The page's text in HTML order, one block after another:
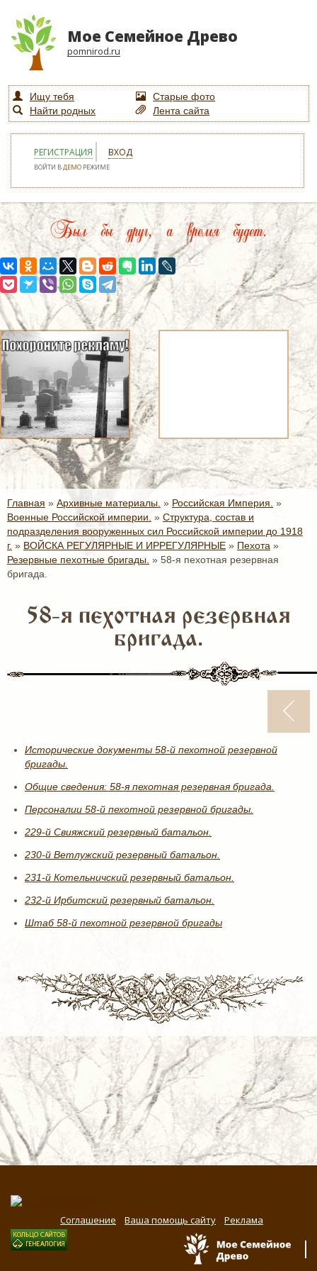
Мое Семейное Древо
pomnirod.ru
Ищу тебя
Старые фото
Найти родных
Лента сайта
РЕГИСТРАЦИЯ ВХОД
ВОЙТИ ВДЕМО РЕЖИМЕ
Был бы друг, а время будет.
Главная » Архивные материалы. » Российская Империя. »
Военные Российской империи. » Структура, состав и
подразделения вооруженных сил Российской империи до 1918
г. » ВОЙСКА РЕГУЛЯРНЫЕ И ИРРЕГУЛЯРНЫЕ » Пехота »
Резервные пехотные бригады. » 58-я пехотная резервная
бригада.
58-я пехотная резервная
бригада.
Исторические документы 58-й пехотной резервной
бригады.
Общие сведения: 58-я пехотная резервная бригада.
Персоналии 58-й пехотной резервной бригады.
229-й Свияжский резервный батальон.
230-й Ветлужский резервный батальон.
231-й Котельничский резервный батальон.
232-й Ирбитский резервный батальон.
Штаб 58-й пехотной резервной бригады
Соглашение Ваша помощь сайту Реклама